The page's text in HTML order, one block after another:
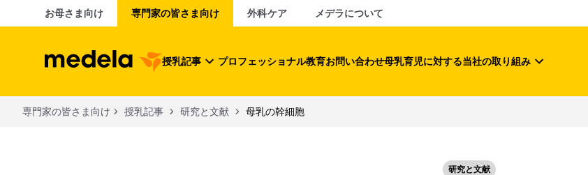
お母さま向け 専門家の皆さま向け 外科ケア メデラについて
授乳記事 プロフェッショナル教育お問い合わせ母乳育児に対する当社の取り組み
専門家の皆さま向け 授乳記事 研究と文献 母乳の幹細胞
研究と文献